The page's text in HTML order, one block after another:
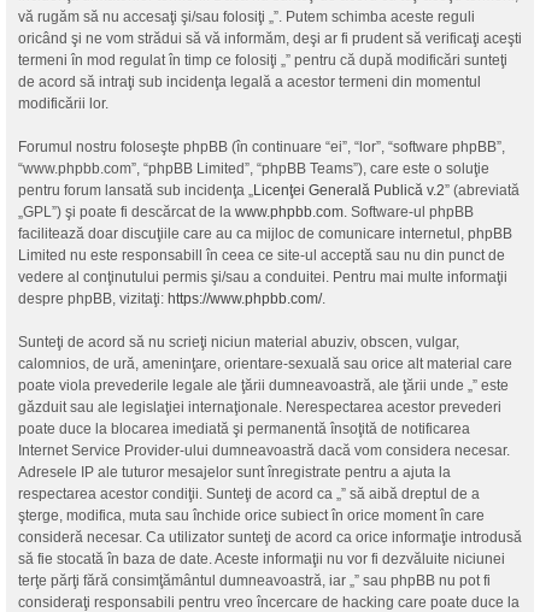
vă rugăm să nu accesaţi şi/sau folosiţi „”. Putem schimba aceste reguli
oricând şi ne vom strădui să vă informăm, deşi ar fi prudent să verificaţi aceşti
termeni în mod regulat în timp ce folosiţi „” pentru că după modificări sunteţi
de acord să intraţi sub incidenţa legală a acestor termeni din momentul
modificării lor.
Forumul nostru foloseşte phpBB (în continuare “ei”, “lor”, “software phpBB”,
“www.phpbb.com”, “phpBB Limited”, “phpBB Teams”), care este o soluţie
pentru forum lansată sub incidenţa „Licenţei Generală Publică v.2” (abreviată
„GPL”) şi poate fi descărcat de la www.phpbb.com. Software-ul phpBB
facilitează doar discuţiile care au ca mijloc de comunicare internetul, phpBB
Limited nu este responsabill în ceea ce site-ul acceptă sau nu din punct de
vedere al conţinutului permis şi/sau a conduitei. Pentru mai multe informaţii
despre phpBB, vizitaţi: https://www.phpbb.com/.
Sunteţi de acord să nu scrieţi niciun material abuziv, obscen, vulgar,
calomnios, de ură, ameninţare, orientare-sexuală sau orice alt material care
poate viola prevederile legale ale ţării dumneavoastră, ale ţării unde „” este
găzduit sau ale legislaţiei internaţionale. Nerespectarea acestor prevederi
poate duce la blocarea imediată şi permanentă însoţită de notificarea
Internet Service Provider-ului dumneavoastră dacă vom considera necesar.
Adresele IP ale tuturor mesajelor sunt înregistrate pentru a ajuta la
respectarea acestor condiţii. Sunteţi de acord ca „” să aibă dreptul de a
şterge, modifica, muta sau închide orice subiect în orice moment în care
consideră necesar. Ca utilizator sunteţi de acord ca orice informaţie introdusă
să fie stocată în baza de date. Aceste informaţii nu vor fi dezvăluite niciunei
terţe părţi fără consimţământul dumneavoastră, iar „” sau phpBB nu pot fi
consideraţi responsabili pentru vreo încercare de hacking care poate duce la